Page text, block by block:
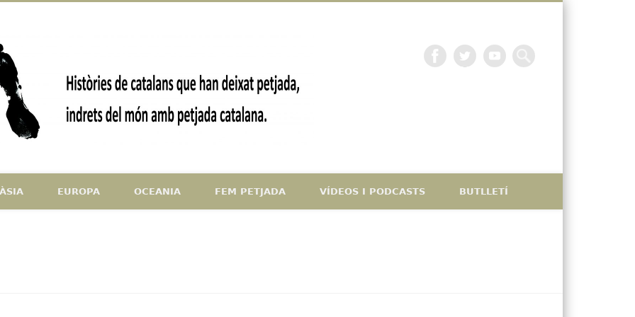
La petjada catalana
del món amb petjada catalana
ÀSIA EUROPA OCEANIA FEM PETJADA VÍDEOS I PODCASTS BUTLLETÍ